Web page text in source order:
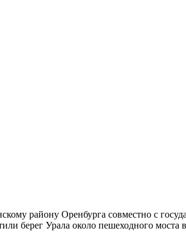
району Оренбурга совместно с
берег Урала около пешеходного моста